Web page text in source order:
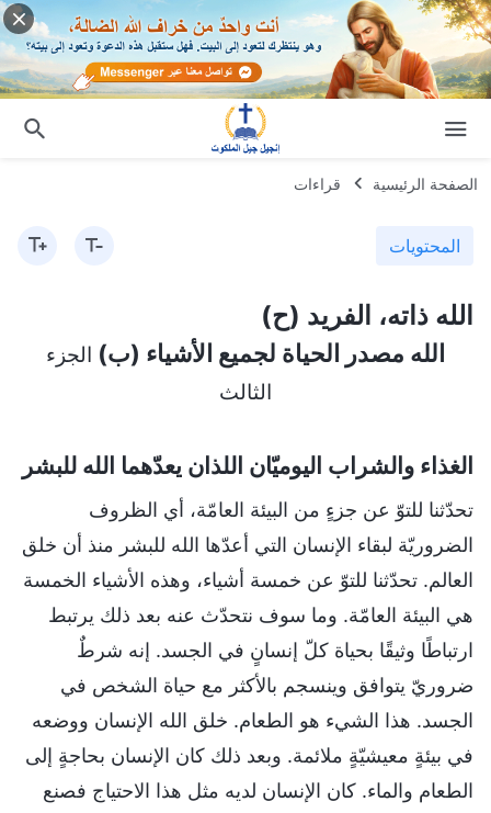
الصفحة الرئيسية قراءات
المحتويات
الله ذاته، الفريد (ح)
الله مصدر الحياة لجميع الأشياء (ب) الجزء
الثالث
الغذاء والشراب اليوميّان اللذان يعدّهما الله للبشر
تحدّثنا للتوّ عن جزءٍ من البيئة العامّة، أي الظروف
الضروريّة لبقاء الإنسان التي أعدّها الله للبشر منذ أن خلق
العالم. تحدّثنا للتوّ عن خمسة أشياء، وهذه الأشياء الخمسة
هي البيئة العامّة. وما سوف نتحدّث عنه بعد ذلك يرتبط
ارتباطًا وثيقًا بحياة كلّ إنسانٍ في الجسد. إنه شرطٌ
ضروريّ يتوافق وينسجم بالأكثر مع حياة الشخص في
الجسد. هذا الشيء هو الطعام. خلق الله الإنسان ووضعه
في بيئةٍ معيشيّةٍ ملائمة. وبعد ذلك كان الإنسان بحاجةٍ إلى
الطعام والماء. كان الإنسان لديه مثل هذا الاحتياج فصنع